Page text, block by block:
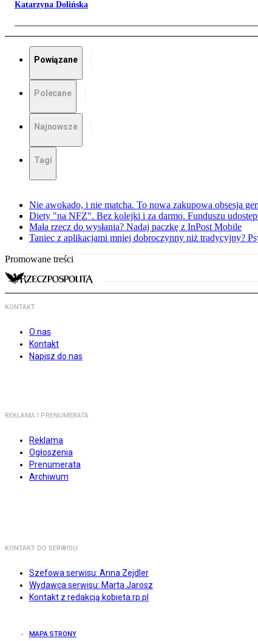
Katarzyna Dolińska
Powiązane
Polecane
Najnowsze
Tagi
Nie awokado, i nie matcha. To nowa zakupowa obsesja
Diety "na NFZ". Bez kolejki i za darmo. Funduszu
Mała rzecz do wysłania? Nadaj paczkę z InPost Mobile
Taniec z aplikacjami mniej dobroczynny niż tradycyjny?
Promowane treści
KONTAKT
O nas
Kontakt
Napisz do nas
REKLAMA I PRENUMERATA
Reklama
Ogłoszenia
Prenumerata
Archiwum
KONTAKT DO SERWISU
Szefowa serwisu: Anna Zejdler
Wydawca serwisu: Marta Jarosz
Kontakt z redakcją kobieta.rp.pl
MAPA STRONY